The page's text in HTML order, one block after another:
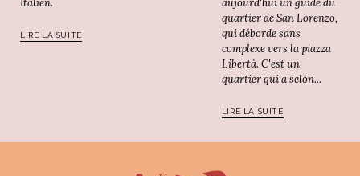
Italien.
LIRE LA SUITE
quartier de San Lorenzo,
qui déborde sans
complexe vers la piazza
Libertà. C'est un
quartier qui a selon...
LIRE LA SUITE